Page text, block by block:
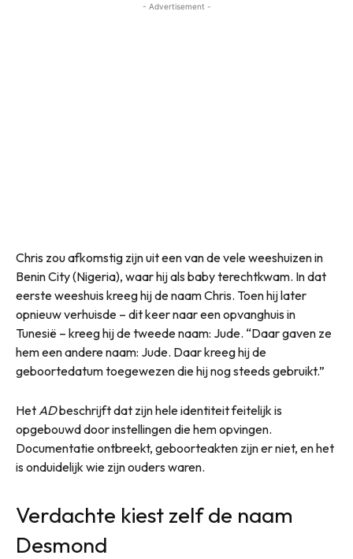
- Advertisement -
Chris zou afkomstig zijn uit een van de vele weeshuizen in
Benin City (Nigeria), waar hij als baby terechtkwam. In dat
eerste weeshuis kreeg hij de naam Chris. Toen hij later
opnieuw verhuisde – dit keer naar een opvanghuis in
Tunesië – kreeg hij de tweede naam: Jude. “Daar gaven ze
hem een andere naam: Jude. Daar kreeg hij de
geboortedatum toegewezen die hij nog steeds gebruikt.”
Het ADbeschrijft dat zijn hele identiteit feitelijk is
opgebouwd door instellingen die hem opvingen.
Documentatie ontbreekt, geboorteakten zijn er niet, en het
is onduidelijk wie zijn ouders waren.
Verdachte kiest zelf de naam
Desmond